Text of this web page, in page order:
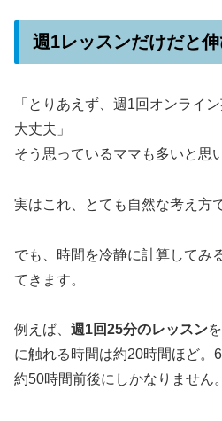
週1レッスンだけだと
「とりあえず、週1回オンライ
大丈夫」
そう思っているママも多いと思
実はこれ、とても自然な考え方
でも、時間を冷静に計算してみ
てきます。
例えば、 週1回25分のレッスン
に触れる時間は約20時間ほど。
約50時間前後にしかなりません。